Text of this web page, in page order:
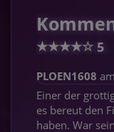
★★★★☆ 5
PLOEN1608
Einer der
es bereut den
haben. War